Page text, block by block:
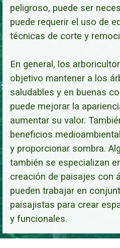
peligroso, puede ser
puede requerir el uso de
técnicas de corte y
En general, los
objetivo mantener a los
saludables y en buenas
puede mejorar la
aumentar su valor.
beneficios
y proporcionar sombra.
también se especializan
creación de paisajes con
pueden trabajar en
paisajistas para crear
y funcionales.